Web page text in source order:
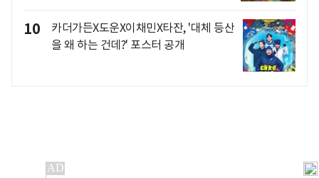
10
카더가든X도운X이채민X타잔, '대체 등산
을 왜 하는 건데?' 포스터 공개